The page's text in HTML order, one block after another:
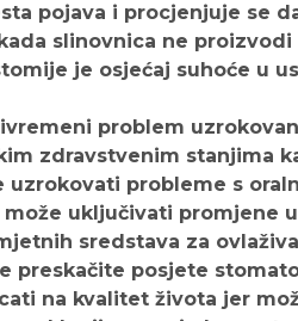
pojava i procjenjuje se
slinovnica ne
je osjećaj suhoće u
problem
zdravstvenim stanjima
uzrokovati probleme s
uključivati promjene
sredstava za
preskačite posjete
na kvalitet života jer